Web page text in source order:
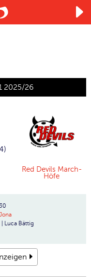
2025/26
Red Devils March-
Höfe
Luca Bättig